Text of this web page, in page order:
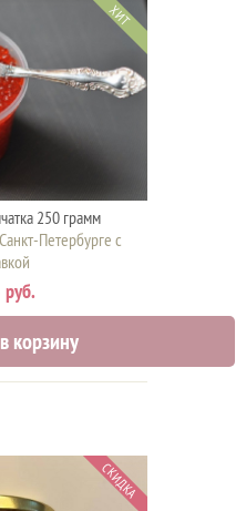
ХИТ
250 грамм
Петербурге с
корзину
СКИДКА